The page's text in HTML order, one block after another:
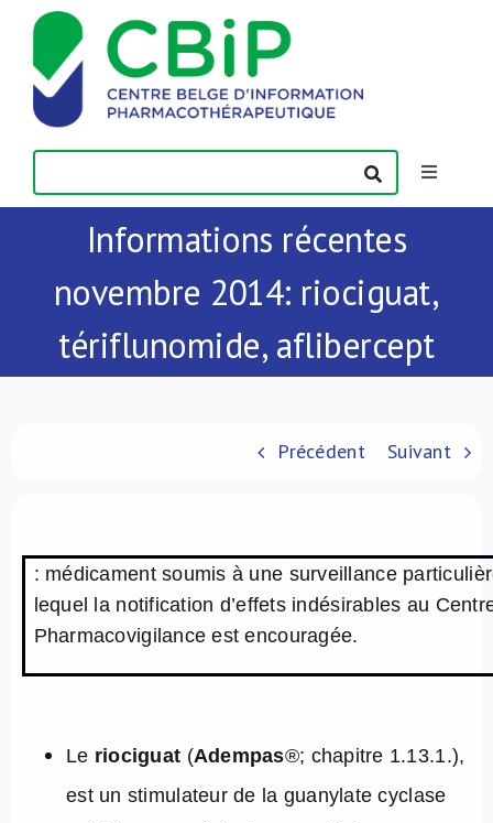
Passer
contenu
Toggle
Actualités
Publications
Formations
NL
Informations récentes
novembre 2014: riociguat,
tériflunomide, aflibercept
Précédent Suivant
: médicament soumis à une surveillance
lequel la notification d’effets indésirables au
Pharmacovigilance est encouragée.
Le riociguat (Adempas®; chapitre 1.13.1.),
est un stimulateur de la guanylate cyclase